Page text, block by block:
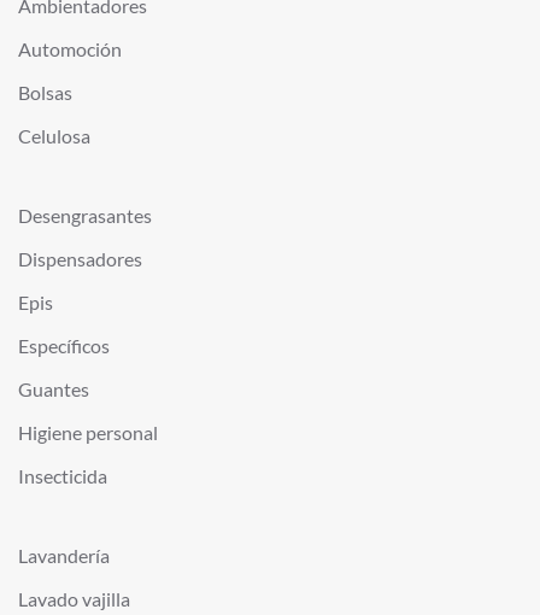
Ambientadores
Automoción
Bolsas
Celulosa
Desengrasantes
Dispensadores
Epis
Específicos
Guantes
Higiene personal
Insecticida
Lavandería
Lavado vajilla